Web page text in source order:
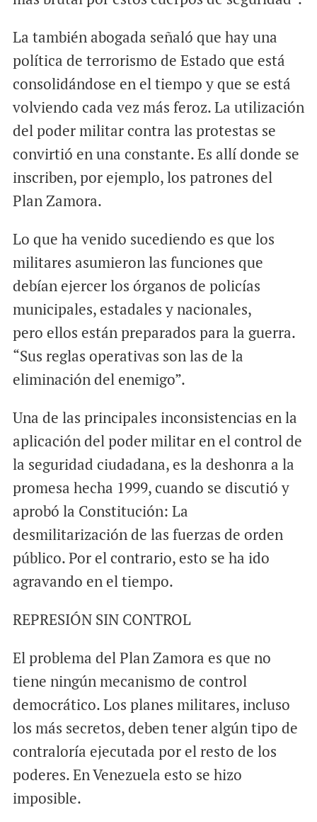
La también abogada señaló que hay una
política de terrorismo de Estado que está
consolidándose en el tiempo y que se está
volviendo cada vez más feroz. La utilización
del poder militar contra las protestas se
convirtió en una constante. Es allí donde se
inscriben, por ejemplo, los patrones del
Plan Zamora.
Lo que ha venido sucediendo es que los
militares asumieron las funciones que
debían ejercer los órganos de policías
municipales, estadales y nacionales,
pero ellos están preparados para la guerra.
“Sus reglas operativas son las de la
eliminación del enemigo”.
Una de las principales inconsistencias en la
aplicación del poder militar en el control de
la seguridad ciudadana, es la deshonra a la
promesa hecha 1999, cuando se discutió y
aprobó la Constitución: La
desmilitarización de las fuerzas de orden
público. Por el contrario, esto se ha ido
agravando en el tiempo.
REPRESIÓN SIN CONTROL
El problema del Plan Zamora es que no
tiene ningún mecanismo de control
democrático. Los planes militares, incluso
los más secretos, deben tener algún tipo de
contraloría ejecutada por el resto de los
poderes. En Venezuela esto se hizo
imposible.